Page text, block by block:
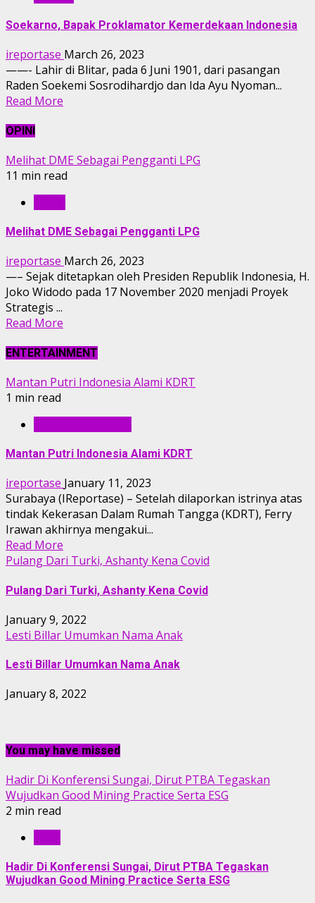
Soekarno, Bapak Proklamator Kemerdekaan Indonesia
ireportase March 26, 2023
——- Lahir di Blitar, pada 6 Juni 1901, dari pasangan
Raden Soekemi Sosrodihardjo dan Ida Ayu Nyoman...
Read More
OPINI
Melihat DME Sebagai Pengganti LPG
11 min read
Melihat DME Sebagai Pengganti LPG
ireportase March 26, 2023
—– Sejak ditetapkan oleh Presiden Republik Indonesia, H.
Joko Widodo pada 17 November 2020 menjadi Proyek
Strategis ...
Read More
ENTERTAINMENT
Mantan Putri Indonesia Alami KDRT
1 min read
Mantan Putri Indonesia Alami KDRT
ireportase January 11, 2023
Surabaya (IReportase) – Setelah dilaporkan istrinya atas
tindak Kekerasan Dalam Rumah Tangga (KDRT), Ferry
Irawan akhirnya mengakui...
Read More
Pulang Dari Turki, Ashanty Kena Covid
Pulang Dari Turki, Ashanty Kena Covid
January 9, 2022
Lesti Billar Umumkan Nama Anak
Lesti Billar Umumkan Nama Anak
January 8, 2022
You may have missed
Hadir Di Konferensi Sungai, Dirut PTBA Tegaskan
Wujudkan Good Mining Practice Serta ESG
2 min read
Hadir Di Konferensi Sungai, Dirut PTBA Tegaskan
Wujudkan Good Mining Practice Serta ESG